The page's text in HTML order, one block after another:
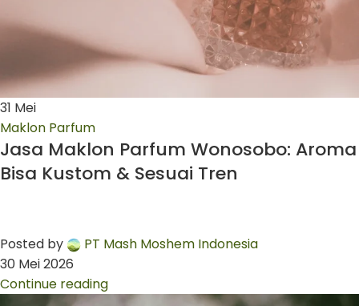
31 Mei
Maklon Parfum
Jasa Maklon Parfum Wonosobo: Aroma
Bisa Kustom & Sesuai Tren
Posted by
PT Mash Moshem Indonesia
30 Mei 2026
Continue reading